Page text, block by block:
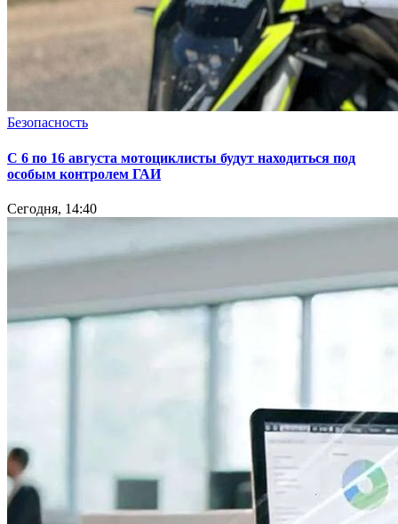
Безопасность
С 6 по 16 августа мотоциклисты будут находиться под
особым контролем ГАИ
Сегодня, 14:40